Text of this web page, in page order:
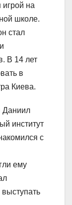
игрой на
школе.
стал
В 14 лет
в
Киева.
Даниил
институт
с
ему